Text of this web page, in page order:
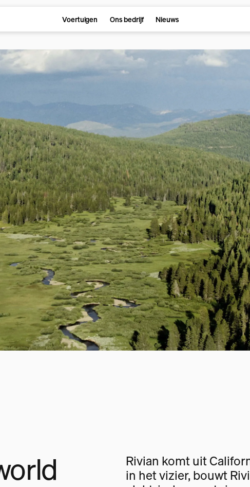
Voertuigen Ons bedrijf Nieuws
Rivian komt uit
in het vizier, bouwt